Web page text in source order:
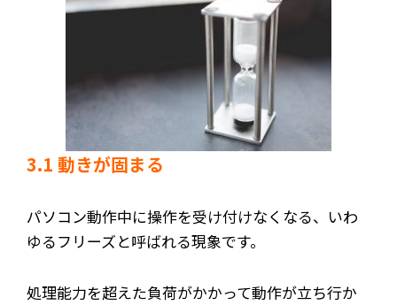
3.1 動きが固まる
パソコン動作中に操作を受け付けなくなる、いわ
ゆるフリーズと呼ばれる現象です。
処理能力を超えた負荷がかかって動作が立ち行か